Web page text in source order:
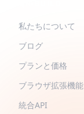
私たちについて
ブログ
プランと価格
ブラウザ拡張機能
統合API